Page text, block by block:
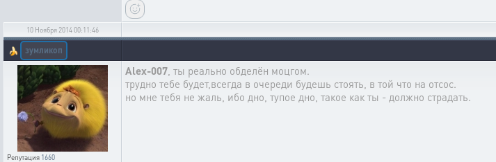
10 Ноября 2014 00:11:46
🍌 зумликоп
Репутация 1660
Alex-007, ты реально обделён моцгом.
трудно тебе будет,всегда в очереди будешь стоять, в той что на отсос.
но мне тебя не жаль, ибо дно, тупое дно, такое как ты - должно страдать.